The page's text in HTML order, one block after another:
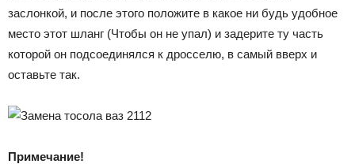
заслонкой, и после этого положите в какое ни будь удобное
место этот шланг (Чтобы он не упал) и задерите ту часть
которой он подсоединялся к дросселю, в самый вверх и
оставьте так.
Примечание!